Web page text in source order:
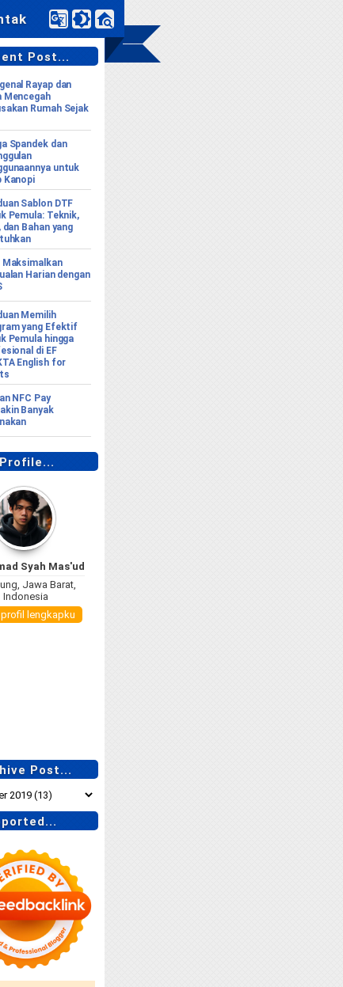
Post...
Rayap dan
Mencegah
Rumah Sejak
Spandek dan
untuk
Kanopi
Sablon DTF
Pemula: Teknik,
Bahan yang
Maksimalkan
Harian dengan
Memilih
yang Efektif
Pemula hingga
di EF
English for
NFC Pay
Banyak
Syah Mas'ud
Jawa Barat,
Indonesia
lengkapku
Post...